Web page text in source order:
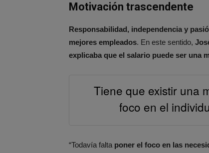
Motivación trascendente
Responsabilidad, independencia y
mejores empleados. En este sentido,
explicaba que el salario puede ser una
Tiene que existir una
foco en el
“Todavía falta poner el foco en las